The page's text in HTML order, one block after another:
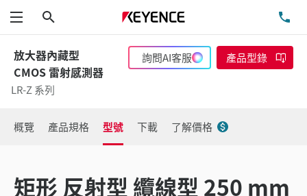
功能表
放大器內藏型
CMOS 雷射感測器
LR-Z 系列
詢問AI客服 產品型錄
概覽 產品規格 型號 下載 了解價格
矩形 反射型 纜線型 250 mm